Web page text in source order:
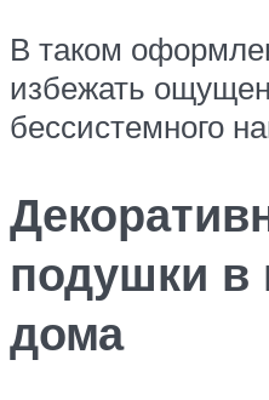
В таком
избежать
бессистемного
подушки в
дома